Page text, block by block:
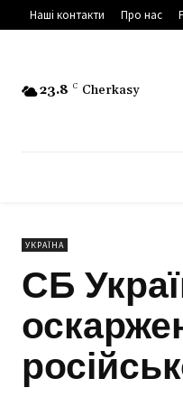
Наші контакти Про нас
23.8 C Cherkasy
УКРАЇНА
СБ